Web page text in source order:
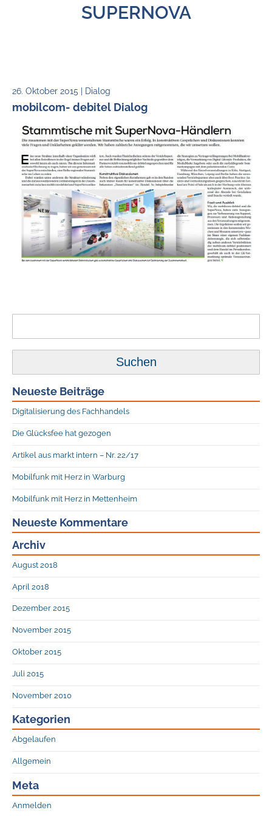
SUPERNOVA
26. Oktober 2015 | Dialog
mobilcom- debitel Dialog
Suchen
nach:
Neueste Beiträge
Digitalisierung des Fachhandels
Die Glücksfee hat gezogen
Artikel aus markt intern – Nr. 22/17
Mobilfunk mit Herz in Warburg
Mobilfunk mit Herz in Mettenheim
Neueste Kommentare
Archiv
August 2018
April 2018
Dezember 2015
November 2015
Oktober 2015
Juli 2015
November 2010
Kategorien
Abgelaufen
Allgemein
Meta
Anmelden